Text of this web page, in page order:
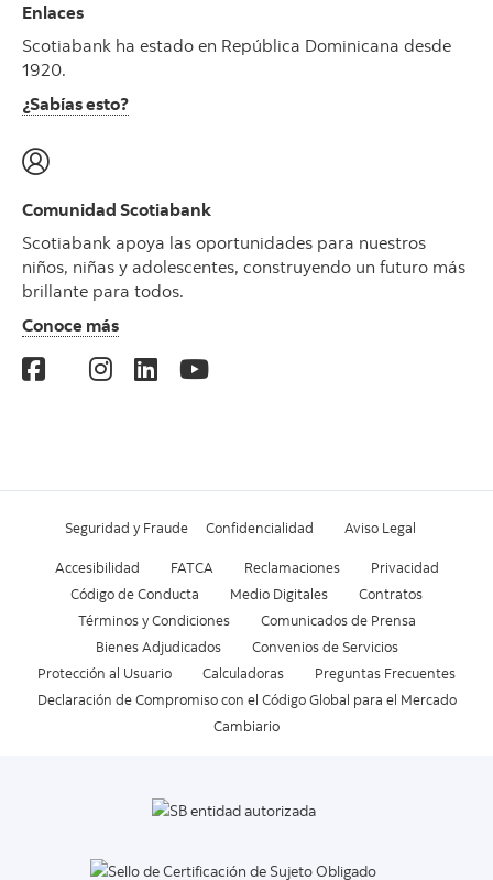
Enlaces
Scotiabank ha estado en República Dominicana desde
1920.
¿Sabías esto?
Comunidad Scotiabank
Scotiabank apoya las oportunidades para nuestros
niños, niñas y adolescentes, construyendo un futuro más
brillante para todos.
Conoce más
Seguridad y Fraude Confidencialidad Aviso Legal
Accesibilidad FATCA Reclamaciones
Privacidad
Código de Conducta
Medio Digitales
Contratos
Términos y Condiciones
Comunicados de Prensa
Bienes Adjudicados
Convenios de Servicios
Protección al Usuario
Calculadoras
Preguntas Frecuentes
Declaración de Compromiso con el Código Global para el Mercado
Cambiario